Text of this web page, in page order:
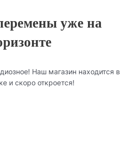
уже на
Наш магазин находится в
и скоро откроется!